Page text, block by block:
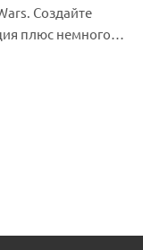
Создайте
плюс немного